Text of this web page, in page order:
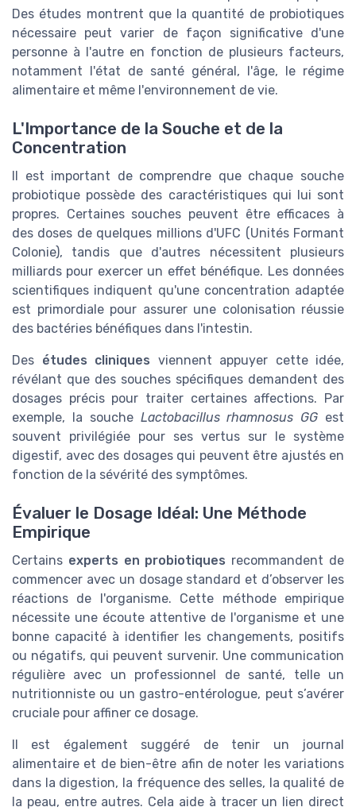
Des études montrent que la quantité de probiotiques
nécessaire peut varier de façon significative d'une
personne à l'autre en fonction de plusieurs facteurs,
notamment l'état de santé général, l'âge, le régime
alimentaire et même l'environnement de vie.
L'Importance de la Souche et de la
Concentration
Il est important de comprendre que chaque souche
probiotique possède des caractéristiques qui lui sont
propres. Certaines souches peuvent être efficaces à
des doses de quelques millions d'UFC (Unités Formant
Colonie), tandis que d'autres nécessitent plusieurs
milliards pour exercer un effet bénéfique. Les données
scientifiques indiquent qu'une concentration adaptée
est primordiale pour assurer une colonisation réussie
des bactéries bénéfiques dans l'intestin.
Des études cliniques viennent appuyer cette idée,
révélant que des souches spécifiques demandent des
dosages précis pour traiter certaines affections. Par
exemple, la souche Lactobacillus rhamnosus GG est
souvent privilégiée pour ses vertus sur le système
digestif, avec des dosages qui peuvent être ajustés en
fonction de la sévérité des symptômes.
Évaluer le Dosage Idéal: Une Méthode
Empirique
Certains experts en probiotiques recommandent de
commencer avec un dosage standard et d’observer les
réactions de l'organisme. Cette méthode empirique
nécessite une écoute attentive de l'organisme et une
bonne capacité à identifier les changements, positifs
ou négatifs, qui peuvent survenir. Une communication
régulière avec un professionnel de santé, telle un
nutritionniste ou un gastro-entérologue, peut s’avérer
cruciale pour affiner ce dosage.
Il est également suggéré de tenir un journal
alimentaire et de bien-être afin de noter les variations
dans la digestion, la fréquence des selles, la qualité de
la peau, entre autres. Cela aide à tracer un lien direct